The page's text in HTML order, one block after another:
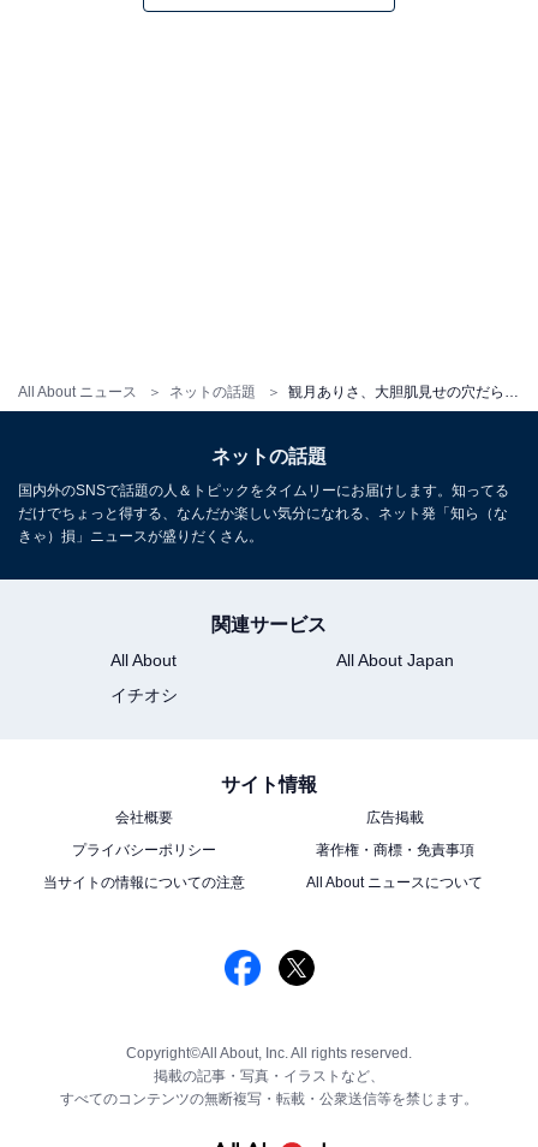
All About ニュース ネットの話題
ネットの話題
国内外のSNSで話題の人＆トピックをタイムリーにお届けします。知ってる
だけでちょっと得する、なんだか楽しい気分になれる、ネット発「知ら（な
きゃ）損」ニュースが盛りだくさん。
関連サービス
All About
All About Japan
イチオシ
サイト情報
会社概要
広告掲載
プライバシーポリシー
著作権・商標・免責事項
当サイトの情報についての注意
All About ニュースについて
Copyright©All About, Inc. All rights reserved.
掲載の記事・写真・イラストなど、
すべてのコンテンツの無断複写・転載・公衆送信等を禁じます。